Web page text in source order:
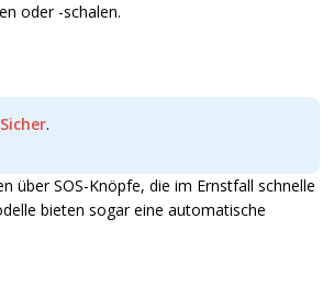
oder -schalen.
.
über SOS-Knöpfe, die im Ernstfall schnelle
bieten sogar eine automatische